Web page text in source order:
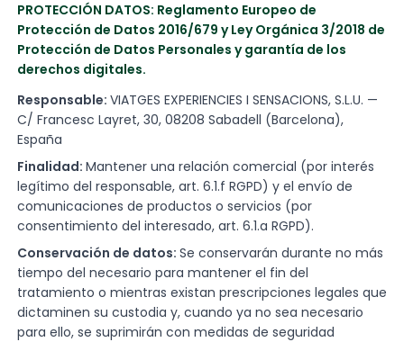
PROTECCIÓN DATOS: Reglamento Europeo de
Protección de Datos 2016/679 y Ley Orgánica 3/2018 de
Protección de Datos Personales y garantía de los
derechos digitales.
Responsable: VIATGES EXPERIENCIES I SENSACIONS, S.L.U. —
C/ Francesc Layret, 30, 08208 Sabadell (Barcelona),
España
Finalidad: Mantener una relación comercial (por interés
legítimo del responsable, art. 6.1.f RGPD) y el envío de
comunicaciones de productos o servicios (por
consentimiento del interesado, art. 6.1.a RGPD).
Conservación de datos: Se conservarán durante no más
tiempo del necesario para mantener el fin del
tratamiento o mientras existan prescripciones legales que
dictaminen su custodia y, cuando ya no sea necesario
para ello, se suprimirán con medidas de seguridad